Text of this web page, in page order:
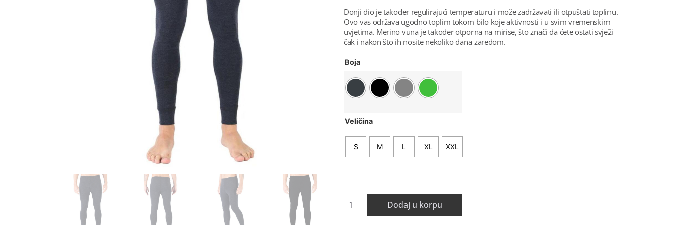
Donji dio je također regulirajući temperaturu i može zadržavati ili otpuštati toplinu.
Ovo vas održava ugodno toplim tokom bilo koje aktivnosti i u svim vremenskim
uvjetima. Merino vuna je također otporna na mirise, što znači da ćete ostati svježi
čak i nakon što ih nosite nekoliko dana zaredom.
Boja
Veličina
S M L XL XXL
Dodaj u korpu